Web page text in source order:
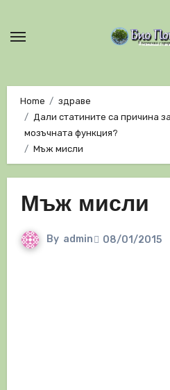
Home
здраве
Дали статините са причина
мозъчната функция?
Мъж мисли
Мъж мисли
By admin 08/01/2015